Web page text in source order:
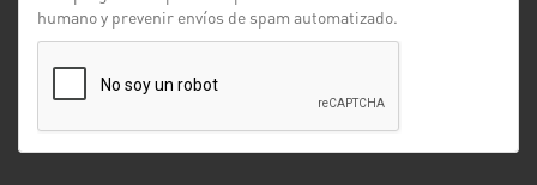
humano y prevenir envíos de spam automatizado.